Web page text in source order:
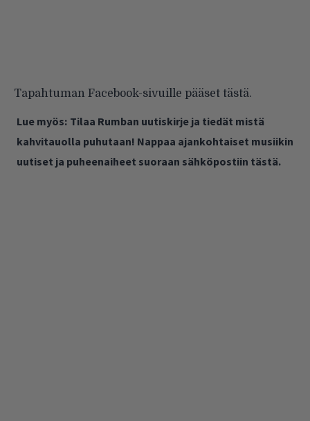
Tapahtuman Facebook-sivuille pääset tästä.
Lue myös: Tilaa Rumban uutiskirje ja tiedät mistä
kahvitauolla puhutaan! Nappaa ajankohtaiset musiikin
uutiset ja puheenaiheet suoraan sähköpostiin tästä.